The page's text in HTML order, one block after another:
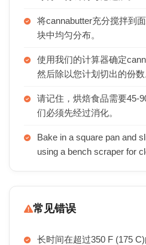
将cannabutter充分搅拌到
块中均匀分布。
使用我们的计算器确定
然后除以您计划切出的份数
请记住，烘焙食品需要45-
们必须先经过消化。
Bake in a square pan and
using a bench scraper for
常见错误
长时间在超过350 F (175